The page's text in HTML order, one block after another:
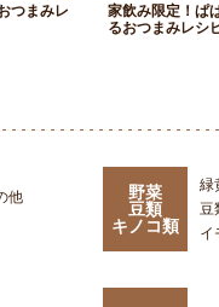
つまみレ
家飲み限定！ぱ
るおつまみレシ
他
野菜
豆類
キノコ類
緑
豆
イ